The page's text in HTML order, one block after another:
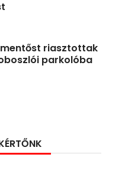
riasztottak
parkolóba